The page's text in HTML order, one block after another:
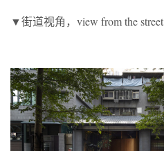
▼街道视角，view from the street